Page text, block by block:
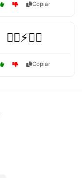
Copiar
🦸‍♂️⚡🦸‍♀️
Copiar